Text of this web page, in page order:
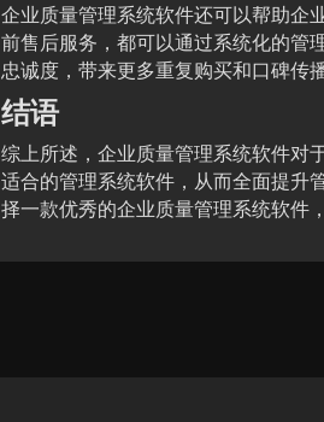
企业质量管理系统软件还可以帮助企
前售后服务，都可以通过系统化的管
忠诚度，带来更多重复购买和口碑传播
结语
综上所述，企业质量管理系统软件对
适合的管理系统软件，从而全面提升
择一款优秀的企业质量管理系统软件